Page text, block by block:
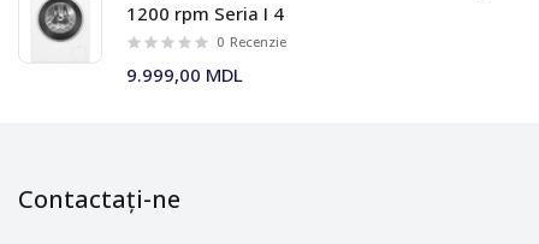
1200 rpm Seria I 4
0 Recenzie
9.999,00 MDL
Contactați-ne